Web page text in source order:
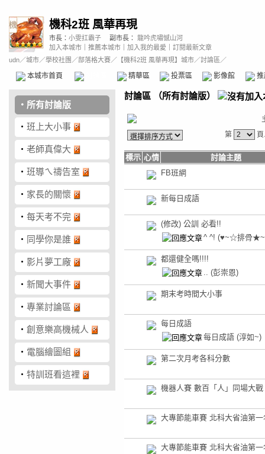
機科2班 風華再現
市長： 小雯扛霸子 副市長： 龍吟虎嘯憾山河
加入本城市
推薦本城市 加入我的最愛
訂閱最新文章
udn／城市／學校社團 ／部落格大賽／ 【機科2班 風華再現】城市／討論區／
本城市首頁 精華區 投票區 影像館
‧ 所有討論版
‧ 班上大小事
‧ 老師真偉大
‧ 班導ㄟ禱告室
‧ 家長的關懷
‧ 每天考不完
‧ 同學你是誰
‧ 影片夢工廠
‧ 新聞大事件
‧ 專業討論區
‧ 創意樂高機械人
‧ 電腦繪圖組
‧ 特訓班看這裡
討論區 （所有討論版）
第
標示 心情
討論主題
FB班網
新每日成語
(修改) 公訓 必看!!
^ ^! (♥~☆排骨
都還健全嗎!!!!
(彭崇恩)
期末考時間大小事
每日成語
每日成語 (淳如~)
第二次月考各科分數
機器人賽 數百「人」同場大戰
大專節能車賽 北科大省油第一
大專節能車賽 北科大省油第一